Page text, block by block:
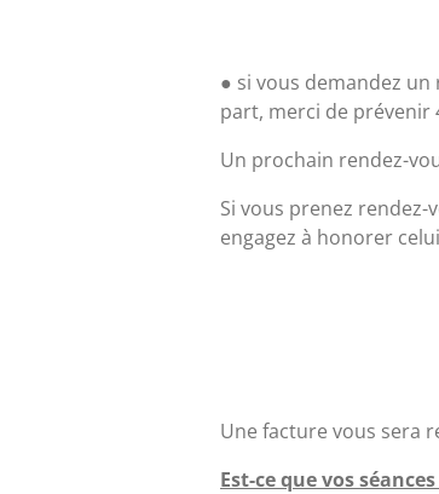
● si vous demandez
part, merci de prévenir
Un prochain rendez-
Si vous prenez
engagez à honorer
Une facture vous sera
Est-ce que vos